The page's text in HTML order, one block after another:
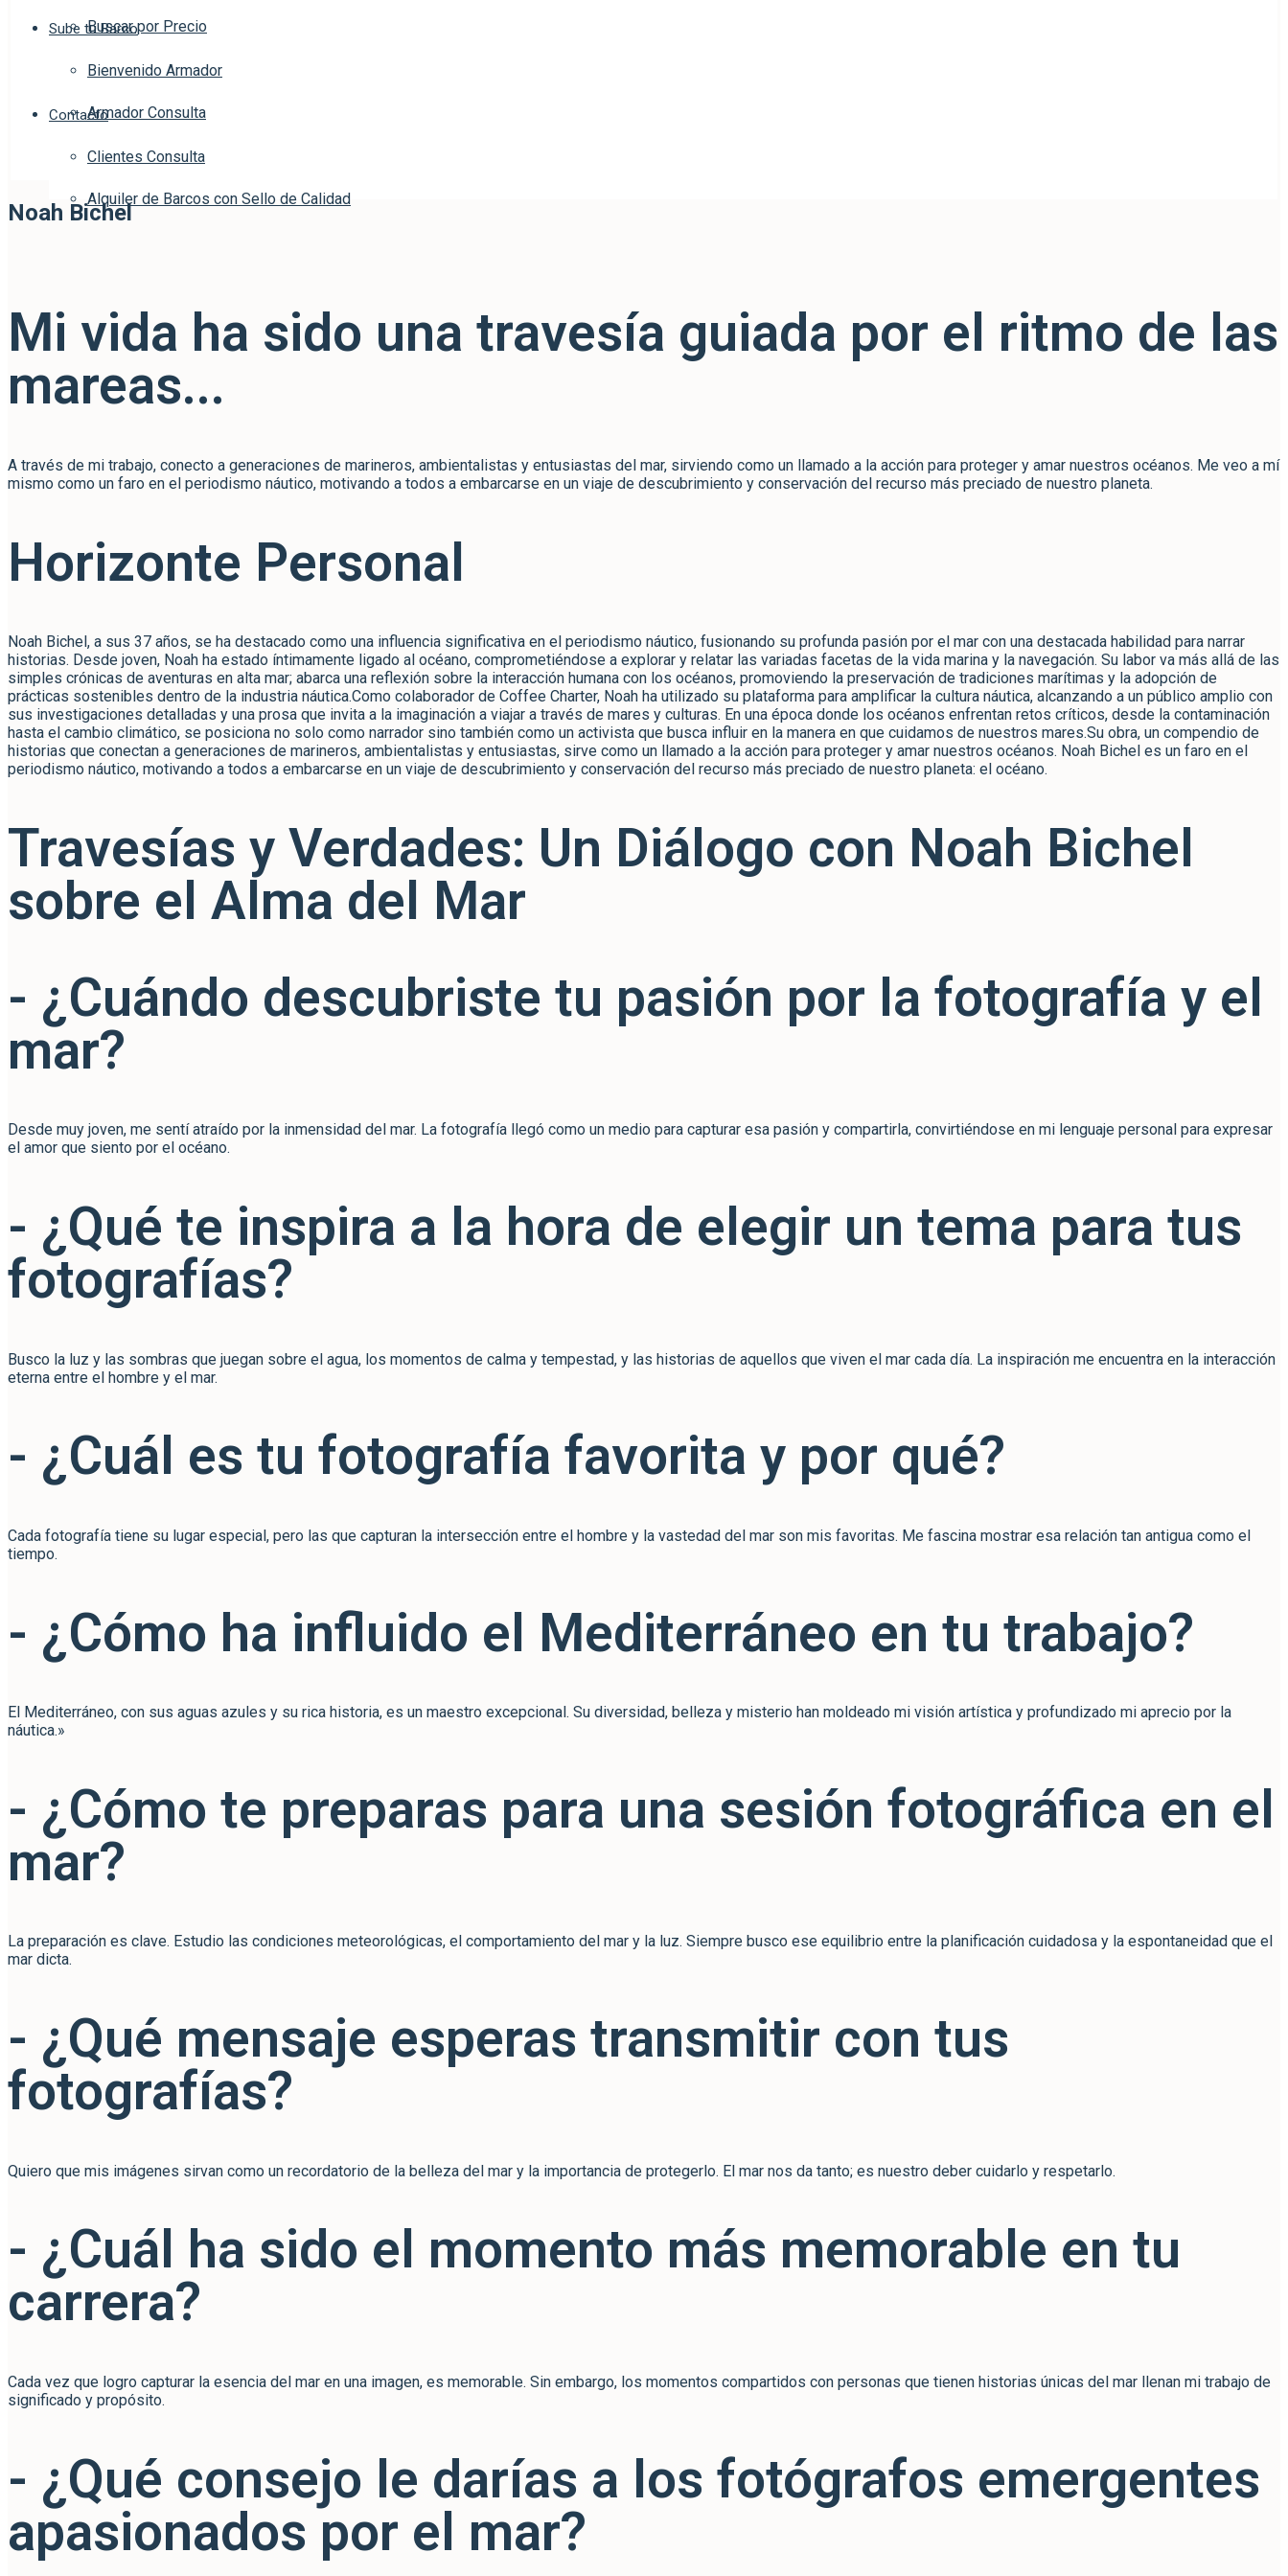
Buscar por Precio
Sube tu Barco
Bienvenido Armador
Armador Consulta
Contacto
Clientes Consulta
Alquiler de Barcos con Sello de Calidad
Noah Bichel
Mi vida ha sido una travesía guiada por el ritmo de las
mareas...
A través de mi trabajo, conecto a generaciones de marineros, ambientalistas y entusiastas del mar, sirviendo como un llamado a la acción para proteger y amar nuestros océanos. Me veo a mí
mismo como un faro en el periodismo náutico, motivando a todos a embarcarse en un viaje de descubrimiento y conservación del recurso más preciado de nuestro planeta.
Horizonte Personal
Noah Bichel, a sus 37 años, se ha destacado como una influencia significativa en el periodismo náutico, fusionando su profunda pasión por el mar con una destacada habilidad para narrar
historias. Desde joven, Noah ha estado íntimamente ligado al océano, comprometiéndose a explorar y relatar las variadas facetas de la vida marina y la navegación. Su labor va más allá de las
simples crónicas de aventuras en alta mar; abarca una reflexión sobre la interacción humana con los océanos, promoviendo la preservación de tradiciones marítimas y la adopción de
prácticas sostenibles dentro de la industria náutica.Como colaborador de Coffee Charter, Noah ha utilizado su plataforma para amplificar la cultura náutica, alcanzando a un público amplio con
sus investigaciones detalladas y una prosa que invita a la imaginación a viajar a través de mares y culturas. En una época donde los océanos enfrentan retos críticos, desde la contaminación
hasta el cambio climático, se posiciona no solo como narrador sino también como un activista que busca influir en la manera en que cuidamos de nuestros mares.Su obra, un compendio de
historias que conectan a generaciones de marineros, ambientalistas y entusiastas, sirve como un llamado a la acción para proteger y amar nuestros océanos. Noah Bichel es un faro en el
periodismo náutico, motivando a todos a embarcarse en un viaje de descubrimiento y conservación del recurso más preciado de nuestro planeta: el océano.
Travesías y Verdades: Un Diálogo con Noah Bichel
sobre el Alma del Mar
- ¿Cuándo descubriste tu pasión por la fotografía y el
mar?
Desde muy joven, me sentí atraído por la inmensidad del mar. La fotografía llegó como un medio para capturar esa pasión y compartirla, convirtiéndose en mi lenguaje personal para expresar
el amor que siento por el océano.
- ¿Qué te inspira a la hora de elegir un tema para tus
fotografías?
Busco la luz y las sombras que juegan sobre el agua, los momentos de calma y tempestad, y las historias de aquellos que viven el mar cada día. La inspiración me encuentra en la interacción
eterna entre el hombre y el mar.
- ¿Cuál es tu fotografía favorita y por qué?
Cada fotografía tiene su lugar especial, pero las que capturan la intersección entre el hombre y la vastedad del mar son mis favoritas. Me fascina mostrar esa relación tan antigua como el
tiempo.
- ¿Cómo ha influido el Mediterráneo en tu trabajo?
El Mediterráneo, con sus aguas azules y su rica historia, es un maestro excepcional. Su diversidad, belleza y misterio han moldeado mi visión artística y profundizado mi aprecio por la
náutica.»
- ¿Cómo te preparas para una sesión fotográfica en el
mar?
La preparación es clave. Estudio las condiciones meteorológicas, el comportamiento del mar y la luz. Siempre busco ese equilibrio entre la planificación cuidadosa y la espontaneidad que el
mar dicta.
- ¿Qué mensaje esperas transmitir con tus
fotografías?
Quiero que mis imágenes sirvan como un recordatorio de la belleza del mar y la importancia de protegerlo. El mar nos da tanto; es nuestro deber cuidarlo y respetarlo.
- ¿Cuál ha sido el momento más memorable en tu
carrera?
Cada vez que logro capturar la esencia del mar en una imagen, es memorable. Sin embargo, los momentos compartidos con personas que tienen historias únicas del mar llenan mi trabajo de
significado y propósito.
- ¿Qué consejo le darías a los fotógrafos emergentes
apasionados por el mar?